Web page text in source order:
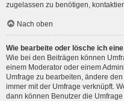
zugelassen zu benötigen,
Nach oben
Wie bearbeite oder lösche ich
Wie bei den Beiträgen können
einem Moderator oder einem
Umfrage zu bearbeiten, ändere
immer mit der Umfrage verknüpft.
dann können Benutzer die